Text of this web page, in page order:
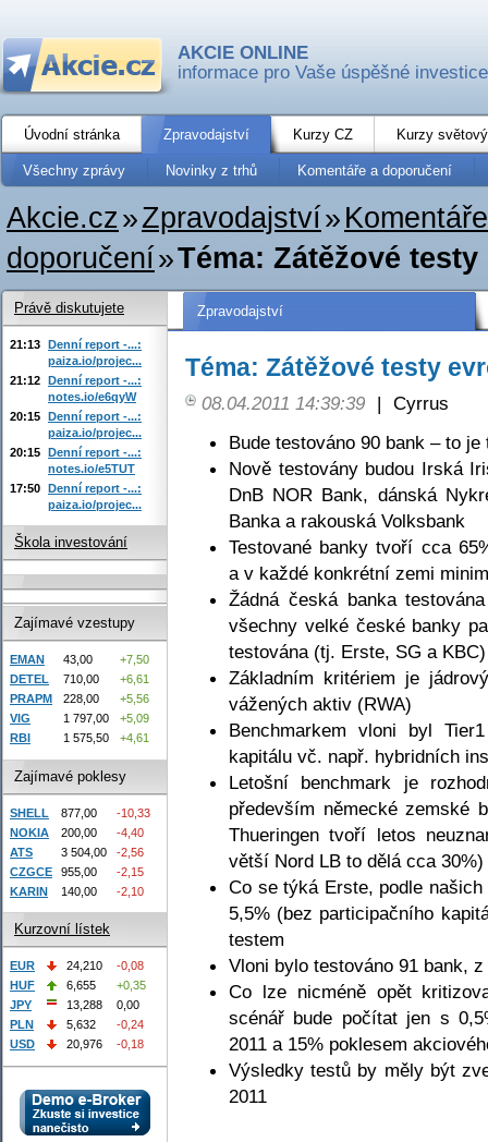
AKCIE ONLINE
informace pro Vaše úspěšné investice
Úvodní stránka Zpravodajství Kurzy CZ Kurzy
Všechny zprávy Novinky z trhů Komentáře a doporučení
Akcie.cz»Zpravodajství»
doporučení»Téma: Zátěžové
Zpravodajství
Téma: Zátěžové testy
08.04.2011 14:39:39 | Cyrrus
Bude testováno 90 bank – to
Nově testovány budou Irská
DnB NOR Bank, dánská
Banka a rakouská Volksbank
Testované banky tvoří cca
a v každé konkrétní zemi
Žádná česká banka
všechny velké české banky
testována (tj. Erste, SG a KBC)
Základním kritériem je
vážených aktiv (RWA)
Benchmarkem vloni byl
kapitálu vč. např. hybridních
Letošní benchmark je
především německé zemské
Thueringen tvoří letos
větší Nord LB to dělá cca 30%)
Co se týká Erste, podle
5,5% (bez participačního
testem
Vloni bylo testováno 91 bank,
Co lze nicméně opět
scénář bude počítat jen s
2011 a 15% poklesem
Výsledky testů by měly být
2011
Právě diskutujete
21:13 Denní report -...:
paiza.io/projec...
21:12 Denní report -...:
notes.io/e6qyW
20:15 Denní report -...:
paiza.io/projec...
20:15 Denní report -...:
notes.io/e5TUT
17:50 Denní report -...:
paiza.io/projec...
Škola investování
Zajímavé vzestupy
EMAN 43,00
+7,50
DETEL
710,00
+6,61
PRAPM
228,00
+5,56
VIG
1 797,00
+5,09
RBI
1 575,50 +4,61
Zajímavé poklesy
SHELL 877,00
-10,33
NOKIA
200,00
-4,40
ATS
3 504,00
-2,56
CZGCE
955,00
-2,15
KARIN
140,00 -2,10
Kurzovní lístek
EUR 24,210
-0,08
HUF
6,655
+0,35
JPY
13,288
0,00
PLN
5,632
-0,24
USD
20,976 -0,18